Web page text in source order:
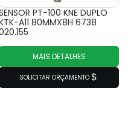
PT-100 KNE DUPLO
A11 80MMX8H 6738
MAIS DETALHES
SOLICITAR ORÇAMENTO